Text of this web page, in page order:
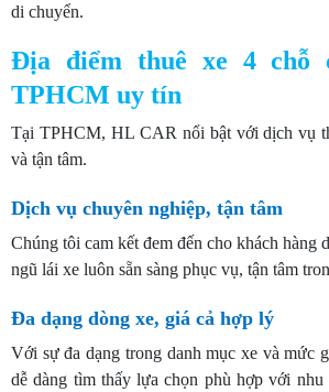
di chuyển.
Địa điểm thuê xe 4 chỗ
TPHCM uy tín
Tại TPHCM, HL CAR nổi bật với dịch vụ
và tận tâm.
Dịch vụ chuyên nghiệp, tận tâm
Chúng tôi cam kết đem đến cho khách hàng
ngũ lái xe luôn sẵn sàng phục vụ, tận tâm
Đa dạng dòng xe, giá cả hợp lý
Với sự đa dạng trong danh mục xe và mức
dễ dàng tìm thấy lựa chọn phù hợp với nhu